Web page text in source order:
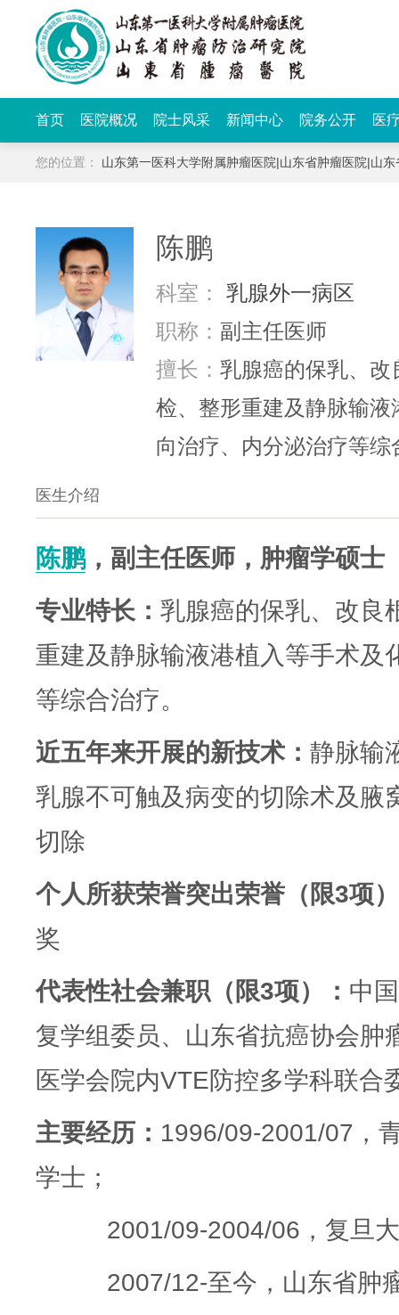
首页 医院概况 院士风采 新闻中心 院务公开 医
您的位置： 山东第一医科大学附属肿瘤医院|山东省肿瘤医院|山
陈鹏
科室：
乳腺外一病区
职称： 副主任医师
擅长： 乳腺癌的保乳、
检、整形重建及静脉输
向治疗、内分泌治疗等综
医生介绍
陈鹏，副主任医师 ， 肿瘤学硕士
专业特长： 乳腺癌的保乳、改良
重建及静脉输液港植入等手术及
等综合治疗。
近五年来开展的新技术： 静脉输
乳腺不可触及病变的切除术及腋
切除
个人所获荣誉突出荣誉（限3项
奖
代表性社会兼职（限3项）： 中
复学组委员、山东省抗癌协会肿
医学会院内VTE防控多学科联合
主要经历： 1996/09-2001/07 ，
学士；
2001/09-2004/06 ，复旦
2007/12-至今，山东省肿